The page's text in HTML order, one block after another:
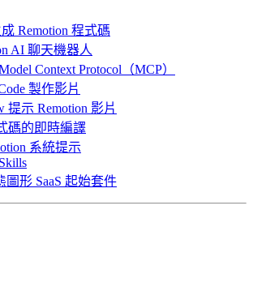
Remotion 程式碼
AI 聊天機器人
Context Protocol（MCP）
製作影片
提示 Remotion 影片
碼的即時編譯
系統提示
圖形 SaaS 起始套件